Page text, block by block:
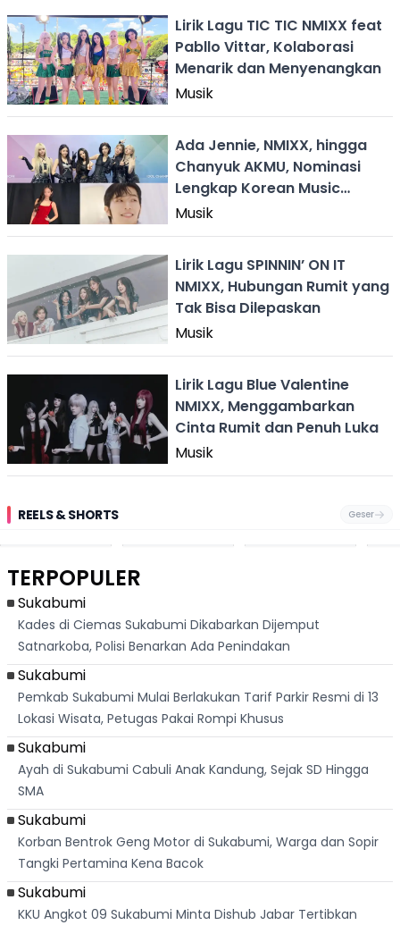
Lirik Lagu TIC TIC NMIXX feat
Pabllo Vittar, Kolaborasi
Menarik dan Menyenangkan
Musik
Ada Jennie, NMIXX, hingga
Chanyuk AKMU, Nominasi
Lengkap Korean Music
Awards 2026
Musik
Lirik Lagu SPINNIN’ ON IT
NMIXX, Hubungan Rumit yang
Tak Bisa Dilepaskan
Musik
Lirik Lagu Blue Valentine
NMIXX, Menggambarkan
Cinta Rumit dan Penuh Luka
Musik
REELS & SHORTS Geser
Festival Ekstrem
San Fermín,
Banteng
"Bang Messi"
TERPOPULER
Sukabumi
Kades di Ciemas Sukabumi Dikabarkan Dijemput
Satnarkoba, Polisi Benarkan Ada Penindakan
Sukabumi
Pemkab Sukabumi Mulai Berlakukan Tarif Parkir Resmi di 13
Lokasi Wisata, Petugas Pakai Rompi Khusus
Sukabumi
Ayah di Sukabumi Cabuli Anak Kandung, Sejak SD Hingga
SMA
Sukabumi
Korban Bentrok Geng Motor di Sukabumi, Warga dan Sopir
Tangki Pertamina Kena Bacok
Sukabumi
KKU Angkot 09 Sukabumi Minta Dishub Jabar Tertibkan